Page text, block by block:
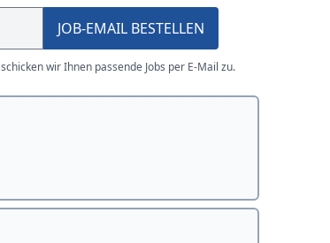
JOB-EMAIL BESTELLEN
wir Ihnen passende Jobs per E-Mail zu.